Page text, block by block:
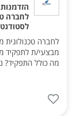
לחברה טכנולוגית
מבצעי/ת לתפקיד
מה כולל התפקיד?